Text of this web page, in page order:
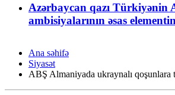
Azərbaycan qazı Türkiyənin
ambisiyalarının əsas
Ana səhifə
Siyasət
ABŞ Almaniyada ukraynalı qoşunlara